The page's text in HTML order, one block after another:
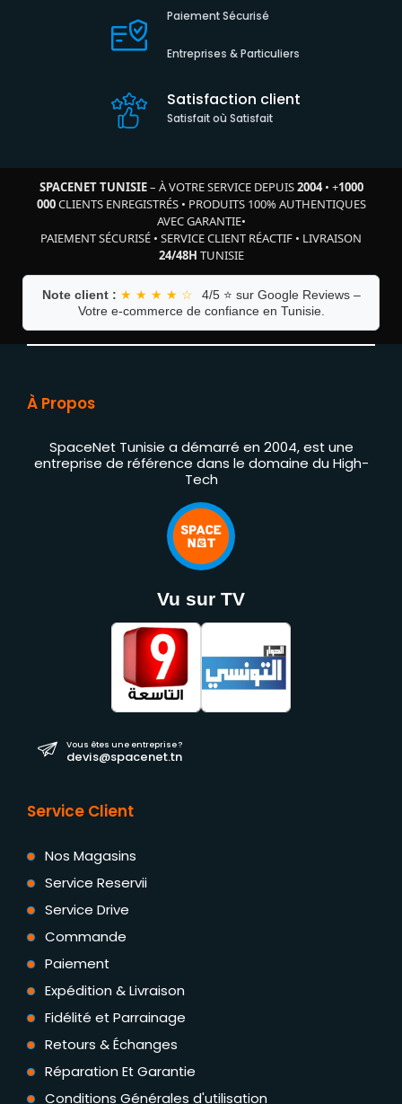
Paiement Sécurisé
Entreprises & Particuliers
Satisfaction client
Satisfait où Satisfait
SPACENET TUNISIE– À VOTRE SERVICE DEPUIS2004• +1000
000CLIENTS ENREGISTRÉS• PRODUITS 100% AUTHENTIQUES
AVEC GARANTIE•
PAIEMENT SÉCURISÉ • SERVICE CLIENT RÉACTIF • LIVRAISON
24/48H TUNISIE
Note client : ★ ★ ★ ★ ☆
4/5 ⭐ sur Google Reviews –
Votre e-commerce de confiance en Tunisie.
À Propos
SpaceNet Tunisie a démarré en 2004, est une
entreprise de référence dans le domaine du High-
Tech
Vu sur TV
Vous êtes une entreprise ?
devis@spacenet.tn
Service Client
Nos Magasins
Service Reservii
Service Drive
Commande
Paiement
Expédition & Livraison
Fidélité et Parrainage
Retours & Échanges
Réparation Et Garantie
Conditions Générales d'utilisation